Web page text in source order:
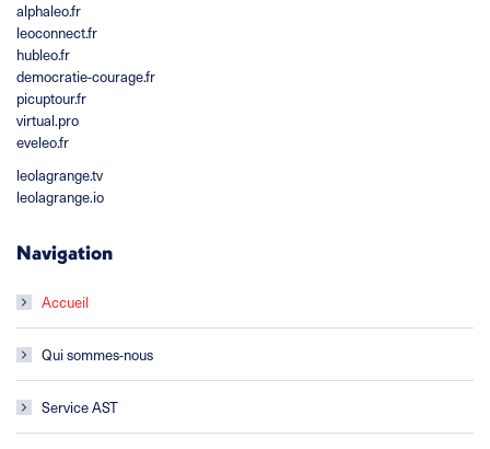
alphaleo.fr
leoconnect.fr
hubleo.fr
democratie-courage.fr
picuptour.fr
virtual.pro
eveleo.fr
leolagrange.tv
leolagrange.io
Navigation
Accueil
Qui sommes-nous
Service AST